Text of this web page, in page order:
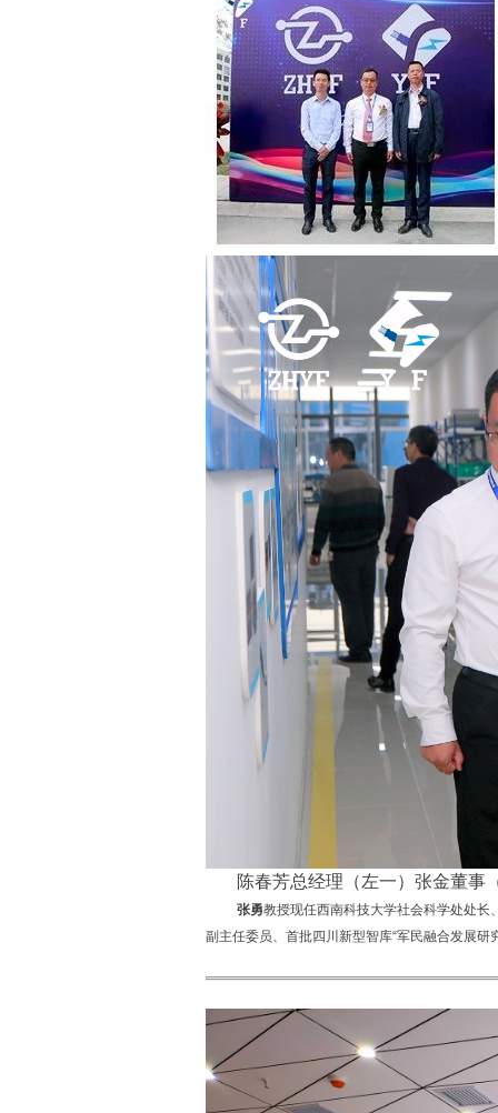
陈春芳总经理（左一）张金董事
张勇教授现任西南科技大学社会科学处处长
副主任委员、首批四川新型智库“军民融合发展研